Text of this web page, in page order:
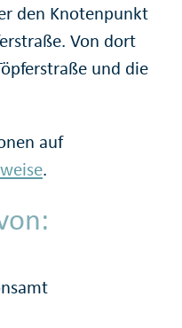
den Knotenpunkt
Von dort
und die
auf
.